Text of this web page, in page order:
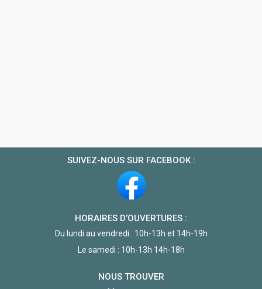
SUIVEZ-NOUS SUR FACEBOOK :
HORAIRES D’OUVERTURES :
Du lundi au vendredi : 10h-13h et 14h-19h
Le samedi : 10h-13h 14h-18h
NOUS TROUVER